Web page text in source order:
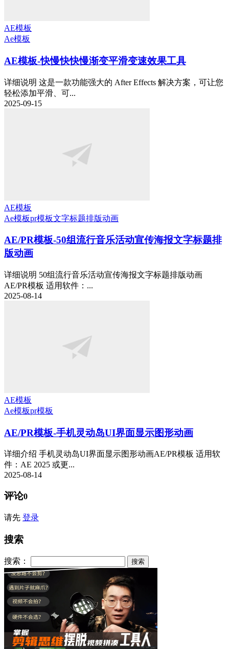
AE模板
Ae模板
AE模板-快慢快快慢渐变平滑变速效果工具
详细说明 这是一款功能强大的 After Effects 解决方案，可让您
轻松添加平滑、可...
2025-09-15
AE模板
Ae模板pr模板文字标题排版动画
AE/PR模板-50组流行音乐活动宣传海报文字标题排
版动画
详细说明 50组流行音乐活动宣传海报文字标题排版动画
AE/PR模板 适用软件：...
2025-08-14
AE模板
Ae模板pr模板
AE/PR模板-手机灵动岛UI界面显示图形动画
详细介绍 手机灵动岛UI界面显示图形动画AE/PR模板 适用软
件：AE 2025 或更...
2025-08-14
评论0
请先 登录
搜索
搜索：